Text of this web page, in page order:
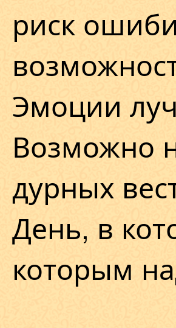
риск
Эмоции
Возможно
дурных
День, в
которым